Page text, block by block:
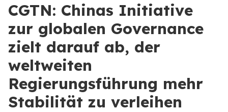
CGTN: Chinas Initiative
zur globalen Governance
zielt darauf ab, der
weltweiten
Regierungsführung mehr
Stabilität zu verleihen